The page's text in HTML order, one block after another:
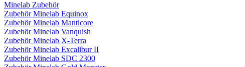
Minelab Zubehör
Zubehör Minelab Equinox
Zubehör Minelab Manticore
Zubehör Minelab Vanquish
Zubehör Minelab X-Terra
Zubehör Minelab Excalibur II
Zubehör Minelab SDC 2300